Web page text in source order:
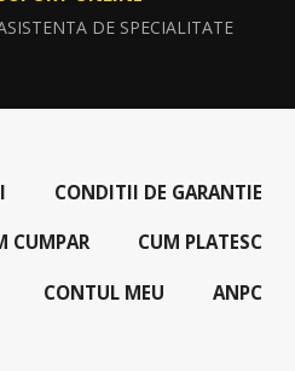
DE SPECIALITATE
CONDITII DE GARANTIE
CUMPAR CUM PLATESC
CONTUL MEU ANPC